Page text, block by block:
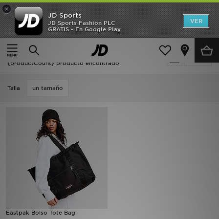
×
JD Sports
JD Sports Fashion PLC
GRATIS - En Google Play
VER
Página principal
Mujer
Oferta | Mujer - Eastpak
{productCount} producto encontrado
Talla un tamaño
Eastpak Bolso Tote Bag
Hombre
Mujer
Niños
Ver Marcas
Deportes & Fitness
JD Fútbol